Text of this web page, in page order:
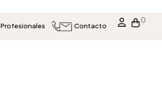
Profesionales Contacto
0